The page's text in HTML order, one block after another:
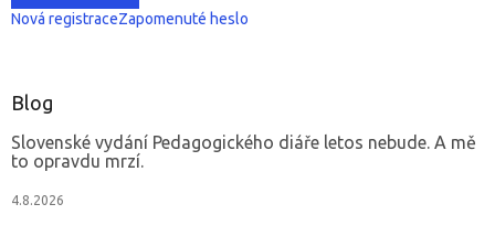
Nová registraceZapomenuté heslo
Blog
Slovenské vydání Pedagogického diáře letos nebude. A mě
to opravdu mrzí.
4.8.2026